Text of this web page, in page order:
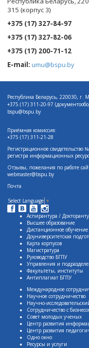
315 (корпус 3)
+375 (17) 327-84-97
+375 (17) 327-82-06
+375 (17) 200-71-12
E-mail: umu@bspu.by
Республика Беларусь, 220030, г.
+375 (17) 311-20-97
bspu@bspu.by
Приёмная комиссия:
+375 (17) 311-21-28
Регистрационное свидетельство
регистра информационных
Отзывы, пожелания по работе
webmaster@bspu.by
Почта
Select Language ▼
Аспирантура /
Высшее образование
Дистанционное обучение
Доуниверситетская
Карта корпусов
Магистратура
Руководство БГПУ
Управления и
Факультеты, институты
Антиплагиат БГПУ
Международное
Научное сотрудничество
Научно-
Сотрудничество с
Совет молодых ученых
Центр развития
Центр развития
Одно окно
Ресурсы и услуги